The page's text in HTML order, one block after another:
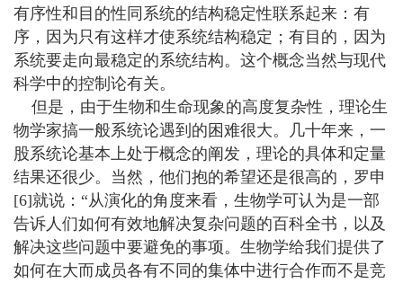
有序性和目的性同系统的结构稳定性联系起来：有
序，因为只有这样才使系统结构稳定；有目的，因为
系统要走向最稳定的系统结构。这个概念当然与现代
科学中的控制论有关。
但是，由于生物和生命现象的高度复杂性，理论生
物学家搞一般系统论遇到的困难很大。几十年来，一
股系统论基本上处于概念的阐发，理论的具体和定量
结果还很少。当然，他们抱的希望还是很高的，罗申
[6]就说：“从演化的角度来看，生物学可认为是一部
告诉人们如何有效地解决复杂问题的百科全书，以及
解决这些问题中要避免的事项。生物学给我们提供了
如何在大而成员各有不同的集体中进行合作而不是竞